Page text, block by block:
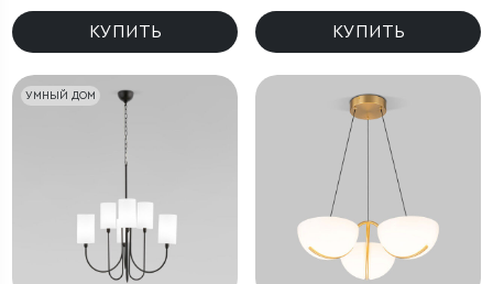
КУПИТЬ
фактурного стекла
КУПИТЬ
УМНЫЙ ДОМ